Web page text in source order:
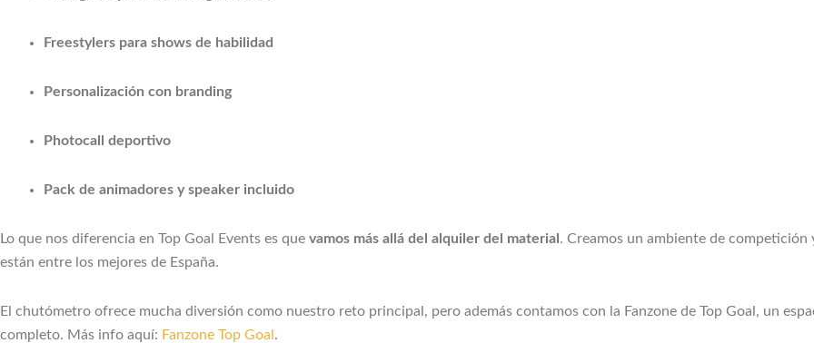
Freestylers para shows de habilidad
Personalización con branding
Photocall deportivo
Pack de animadores y speaker incluido
Lo que nos diferencia en Top Goal Events es que vamos más allá del alquiler del material . Creamos un ambiente de
están entre los mejores de España.
El chutómetro ofrece mucha diversión como nuestro reto principal, pero además contamos con la Fanzone de Top Goal, un
completo. Más info aquí: Fanzone Top Goal .